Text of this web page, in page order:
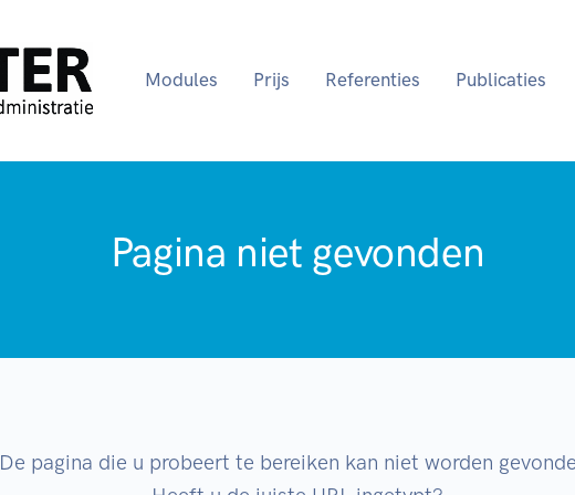
Modules Prijs Referenties Publicaties
Pagina niet gevonden
De pagina die u probeert te bereiken kan niet worden